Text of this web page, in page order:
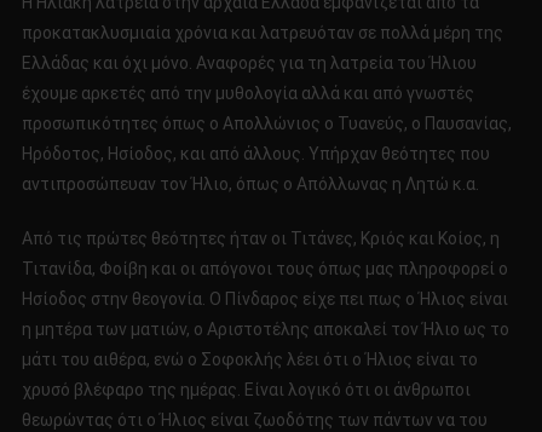
ΗΛΙΟΥ
ΣΤΗΝ
ΑΡΧΑΙΑ
ΕΛΛΑΔΑ.
προκατακλυσμιαία χρόνια και λατρευόταν σε πολλά μέρη της
Ελλάδας και όχι μόνο. Αναφορές για τη λατρεία του Ήλιου
έχουμε αρκετές από την μυθολογία αλλά και από γνωστές
προσωπικότητες όπως ο Απολλώνιος ο Τυανεύς, ο Παυσανίας,
Ηρόδοτος, Ησίοδος, και από άλλους. Υπήρχαν θεότητες που
αντιπροσώπευαν τον Ήλιο, όπως ο Απόλλωνας η Λητώ κ.α.
Από τις πρώτες θεότητες ήταν οι Τιτάνες, Κριός και Κοίος, η
Τιτανίδα, Φοίβη και οι απόγονοι τους όπως μας πληροφορεί ο
Ησίοδος στην θεογονία. Ο Πίνδαρος είχε πει πως ο Ήλιος είναι
η μητέρα των ματιών, ο Αριστοτέλης αποκαλεί τον Ήλιο ως το
μάτι του αιθέρα, ενώ ο Σοφοκλής λέει ότι ο Ήλιος είναι το
χρυσό βλέφαρο της ημέρας. Είναι λογικό ότι οι άνθρωποι
θεωρώντας ότι ο Ήλιος είναι ζωοδότης των πάντων να του